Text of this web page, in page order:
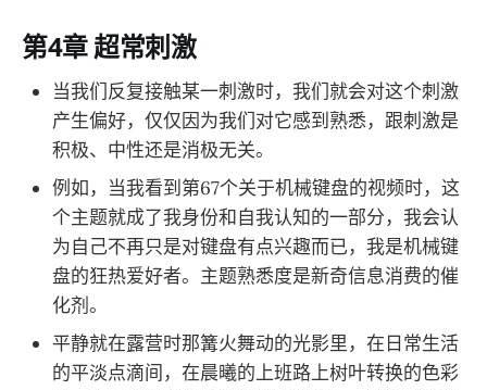
第4章 超常刺激
当我们反复接触某一刺激时，我们就会对这个刺激
产生偏好，仅仅因为我们对它感到熟悉，跟刺激是
积极、中性还是消极无关。
例如，当我看到第67个关于机械键盘的视频时，这
个主题就成了我身份和自我认知的一部分，我会认
为自己不再只是对键盘有点兴趣而已，我是机械键
盘的狂热爱好者。主题熟悉度是新奇信息消费的催
化剂。
平静就在露营时那篝火舞动的光影里，在日常生活
的平淡点滴间，在晨曦的上班路上树叶转换的色彩